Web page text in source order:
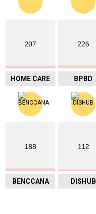
207
HOME CARE
226
BPBD
188
BENCCANA
112
DISHUB